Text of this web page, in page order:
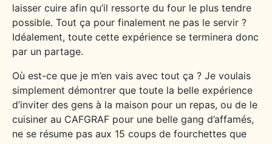
laisser cuire afin qu’il ressorte du four le plus tendre
possible. Tout ça pour finalement ne pas le servir ?
Idéalement, toute cette expérience se terminera donc
par un partage.
Où est-ce que je m’en vais avec tout ça ? Je voulais
simplement démontrer que toute la belle expérience
d’inviter des gens à la maison pour un repas, ou de le
cuisiner au CAFGRAF pour une belle gang d’affamés,
ne se résume pas aux 15 coups de fourchettes que